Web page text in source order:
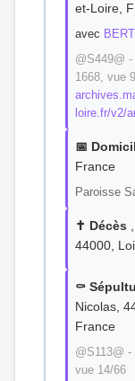
et-Loire,
avec
@S449@
1668, vue
loire.fr/v2/
📅
France
Paroisse
✝️ Décès
44000,
⚰️
Nicolas,
France
@S113@
vue 14/66